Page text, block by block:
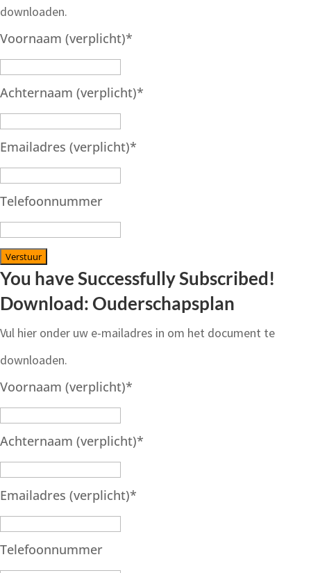
downloaden.
Voornaam (verplicht)*
Achternaam (verplicht)*
Emailadres (verplicht)*
Telefoonnummer
Verstuur
You have Successfully Subscribed!
Download: Ouderschapsplan
Vul hier onder uw e-mailadres in om het document te
downloaden.
Voornaam (verplicht)*
Achternaam (verplicht)*
Emailadres (verplicht)*
Telefoonnummer